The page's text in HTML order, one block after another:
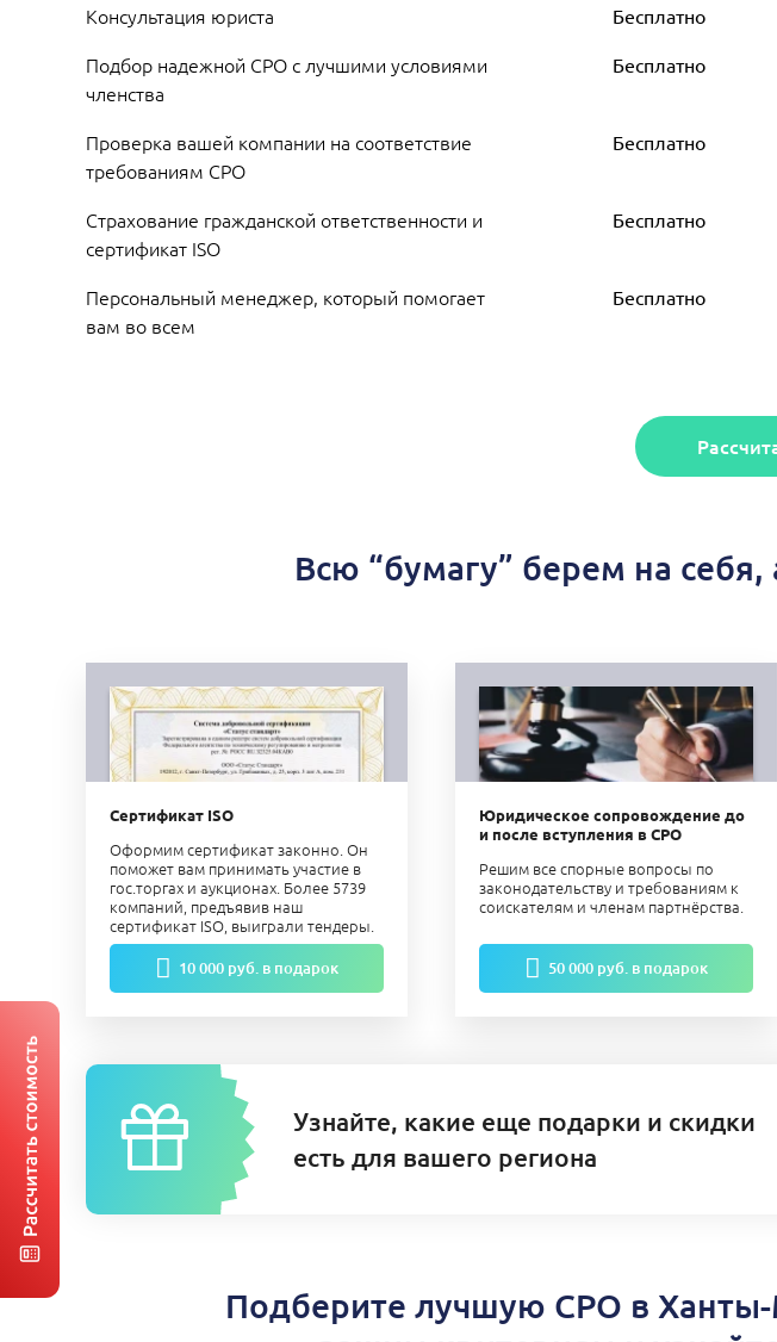
Консультация юриста Бесплатно
Подбор надежной СРО с лучшими условиями
членства
Бесплатно
Проверка вашей компании на соответствие
требованиям СРО
Бесплатно
Страхование гражданской ответственности и
сертификат ISO
Бесплатно
Персональный менеджер, который помогает
вам во всем
Бесплатно
Всю “бумагу” берем на
Сертификат ISO
Оформим сертификат законно. Он
поможет вам принимать участие в
гос.торгах и аукционах. Более 5739
компаний, предъявив наш
сертификат ISO, выиграли тендеры.
10 000 руб. в подарок
Юридическое сопровождение до
и после вступления в СРО
Решим все спорные вопросы по
законодательству и требованиям к
соискателям и членам партнёрства.
50 000 руб. в подарок
Узнайте, какие еще подарки и скидки
есть для вашего региона
Подберите лучшую СРО в